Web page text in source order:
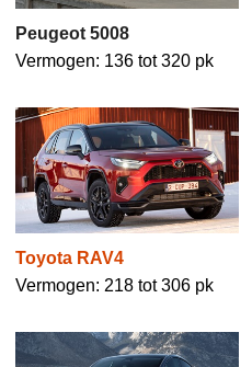
Peugeot 5008
Vermogen: 136 tot 320 pk
Toyota RAV4
Vermogen: 218 tot 306 pk